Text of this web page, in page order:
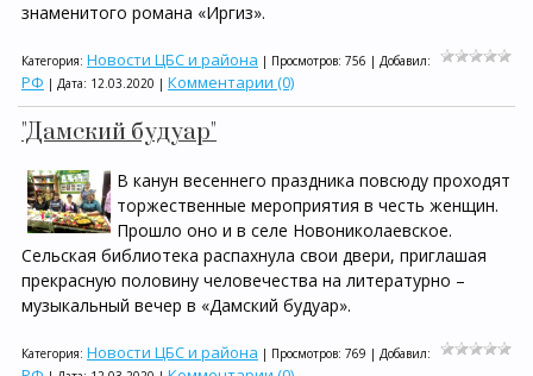
знаменитого романа «Иргиз».
Категория: Новости ЦБС и района | Просмотров: 756 | Добавил:
РФ | Дата: 12.03.2020 | Комментарии (0)
"Дамский будуар"
В канун весеннего праздника повсюду проходят
торжественные мероприятия в честь женщин.
Прошло оно и в селе Новониколаевское.
Сельская библиотека распахнула свои двери, приглашая
прекрасную половину человечества на литературно –
музыкальный вечер в «Дамский будуар».
Категория: Новости ЦБС и района | Просмотров: 769 | Добавил: